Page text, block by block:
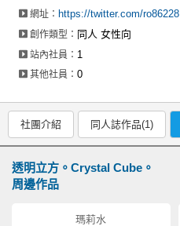
網址： https://twitter.com/ro86228
創作類型： 同人 女性向
站內社員： 1
其他社員：0
社團介紹 同人誌作品(1)
透明立方。Crystal Cube。
周邊作品
瑪莉水